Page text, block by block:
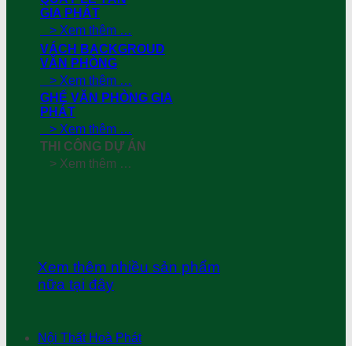
GIA PHÁT
> Xem thêm …
VÁCH BACKGROUD
VĂN PHÒNG
> Xem thêm …
GHẾ VĂN PHÒNG GIA
PHÁT
> Xem thêm …
THI CÔNG DỰ ÁN
> Xem thêm …
Xem thêm nhiều sản phẩm
nữa tại đây
Nội Thất Hoà Phát